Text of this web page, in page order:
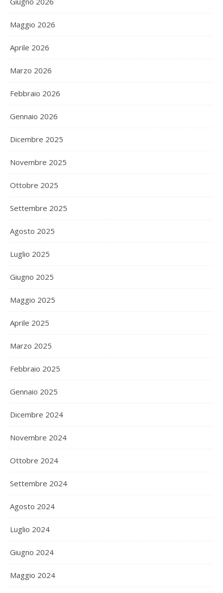
Maggio 2026
Aprile 2026
Marzo 2026
Febbraio 2026
Gennaio 2026
Dicembre 2025
Novembre 2025
Ottobre 2025
Settembre 2025
Agosto 2025
Luglio 2025
Giugno 2025
Maggio 2025
Aprile 2025
Marzo 2025
Febbraio 2025
Gennaio 2025
Dicembre 2024
Novembre 2024
Ottobre 2024
Settembre 2024
Agosto 2024
Luglio 2024
Giugno 2024
Maggio 2024